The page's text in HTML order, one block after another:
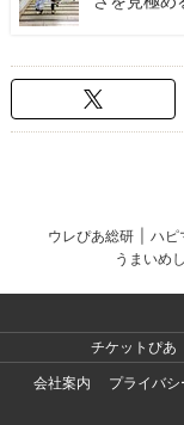
ウレぴあ総研 ハピ
うまいめし
チケットぴあ
会社案内
プライバ